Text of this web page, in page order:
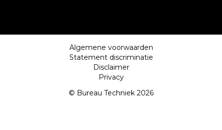
Algemene voorwaarden
Statement discriminatie
Disclaimer
Privacy
© Bureau Techniek 2026